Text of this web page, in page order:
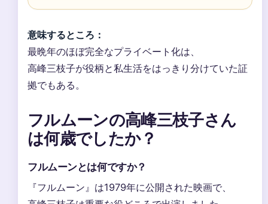
意味するところ：
最晩年のほぼ完全なプライベート化は、
高峰三枝子が役柄と私生活をはっきり分けていた証
拠でもある。
フルムーンの高峰三枝子さん
は何歳でしたか？
フルムーンとは何ですか？
『フルムーン』は1979年に公開された映画で、